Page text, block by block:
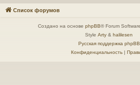
Список форумов
Создано на основе phpBB® Forum
Style Arty & halilesen
Русская поддержка phpBB
Конфиденциальность|